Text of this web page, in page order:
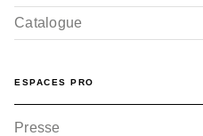
Catalogue
ESPACES PRO
Presse